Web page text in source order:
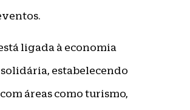
ligada à economia
estabelecendo
áreas como turismo,